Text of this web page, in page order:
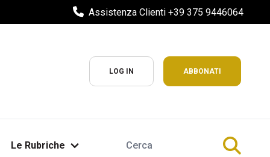
Assistenza Clienti +39 375 9446064
LOG IN ABBONATI
Le Rubriche